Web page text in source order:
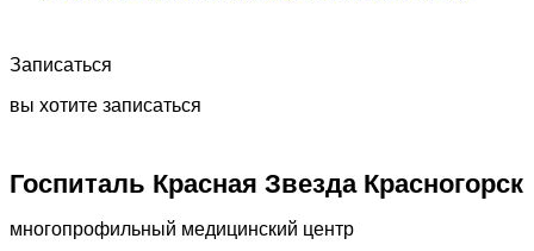
Записаться
вы хотите записаться
Госпиталь Красная Звезда Красногорск
многопрофильный медицинский центр